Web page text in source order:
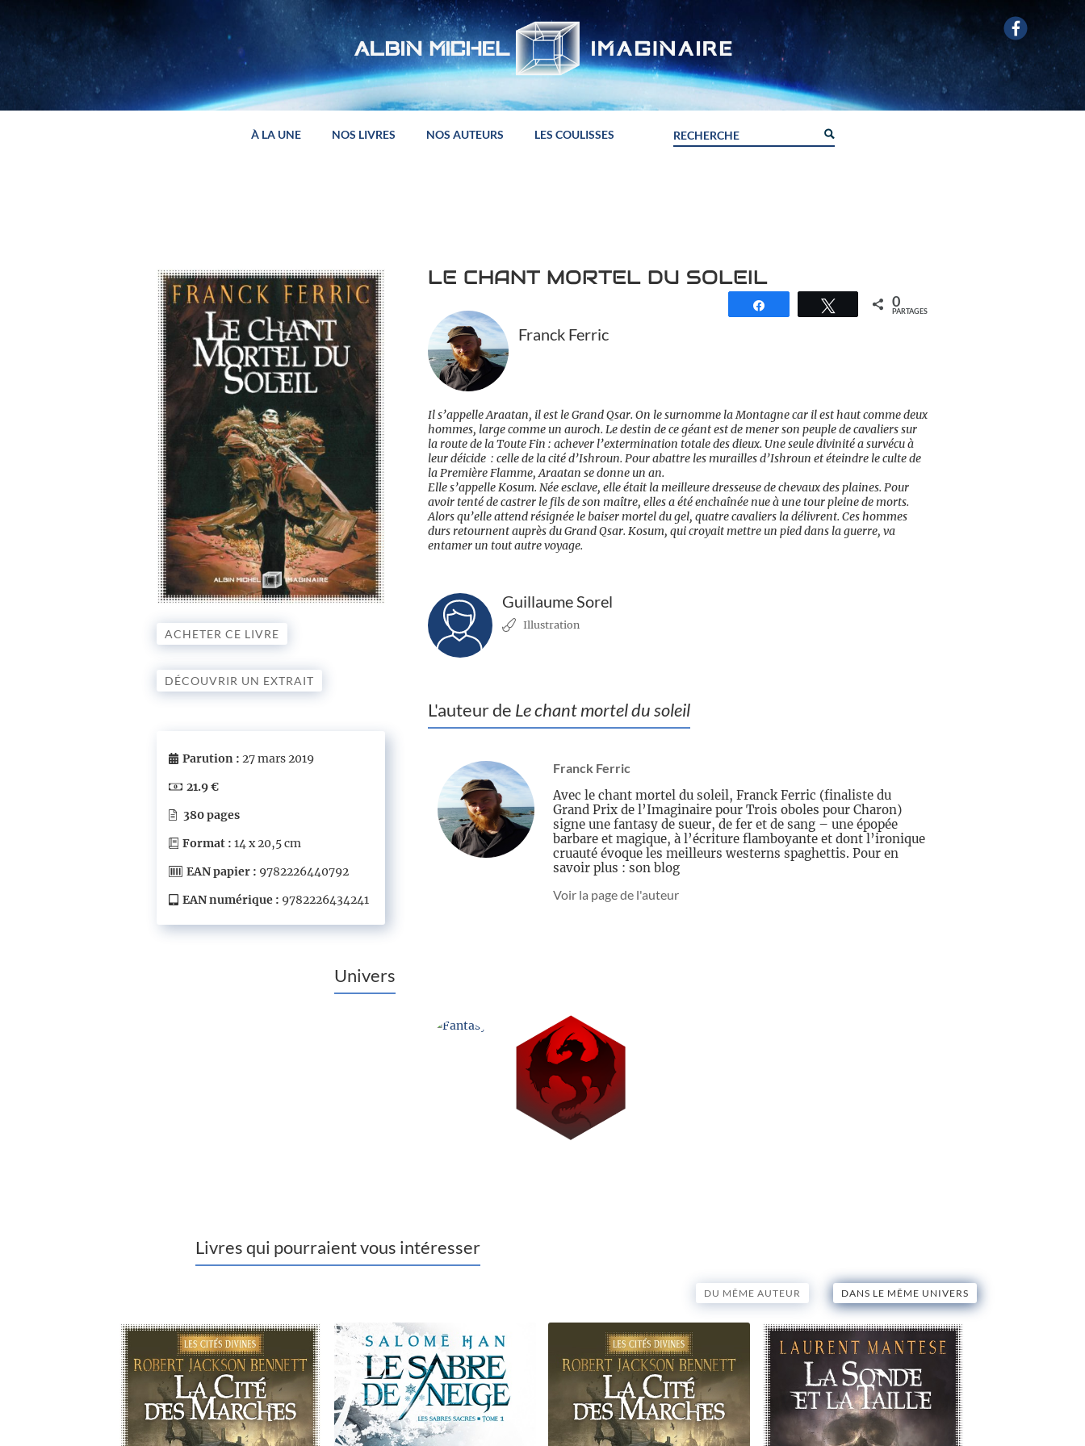
À LA UNE NOS LIVRES NOS AUTEURS LES COULISSES
ACHETER CE LIVRE
DÉCOUVRIR UN EXTRAIT
Parution : 27 mars 2019
21.9 €
380 pages
Format : 14 x 20,5 cm
EAN papier : 9782226440792
EAN numérique : 9782226434241
LE CHANT MORTEL DU SOLEIL
Tweetez 0
PARTAGES
Franck Ferric
Il s’appelle Araatan, il est le Grand Qsar. On le surnomme la Montagne car il est haut comme deux
hommes, large comme un auroch. Le destin de ce géant est de mener son peuple de cavaliers sur
la route de la Toute Fin : achever l’extermination totale des dieux. Une seule divinité a survécu à
leur déicide : celle de la cité d’Ishroun. Pour abattre les murailles d’Ishroun et éteindre le culte de
la Première Flamme, Araatan se donne un an.
Elle s’appelle Kosum. Née esclave, elle était la meilleure dresseuse de chevaux des plaines. Pour
avoir tenté de castrer le fils de son maître, elles a été enchaînée nue à une tour pleine de morts.
Alors qu’elle attend résignée le baiser mortel du gel, quatre cavaliers la délivrent. Ces hommes
durs retournent auprès du Grand Qsar. Kosum, qui croyait mettre un pied dans la guerre, va
entamer un tout autre voyage.
Guillaume Sorel
Illustration
L'auteur de Le chant mortel du soleil
Franck Ferric
Avec le chant mortel du soleil, Franck Ferric (finaliste du
Grand Prix de l’Imaginaire pour Trois oboles pour Charon)
signe une fantasy de sueur, de fer et de sang – une épopée
barbare et magique, à l’écriture flamboyante et dont l’ironique
cruauté évoque les meilleurs westerns spaghettis. Pour en
savoir plus : son blog
Voir la page de l'auteur
Univers
Livres qui pourraient vous intéresser
DANS LE MÊME UNIVERS
DU MÊME AUTEUR